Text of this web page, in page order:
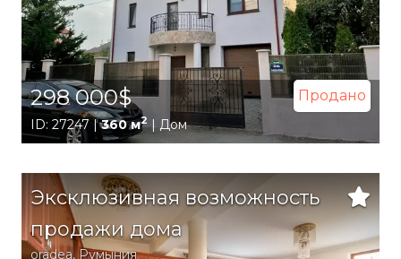
298 000$ Продано
ID: 27247 |360 м2| Дом
Эксклюзивная возможность
продажи дома
oradea,Румыния